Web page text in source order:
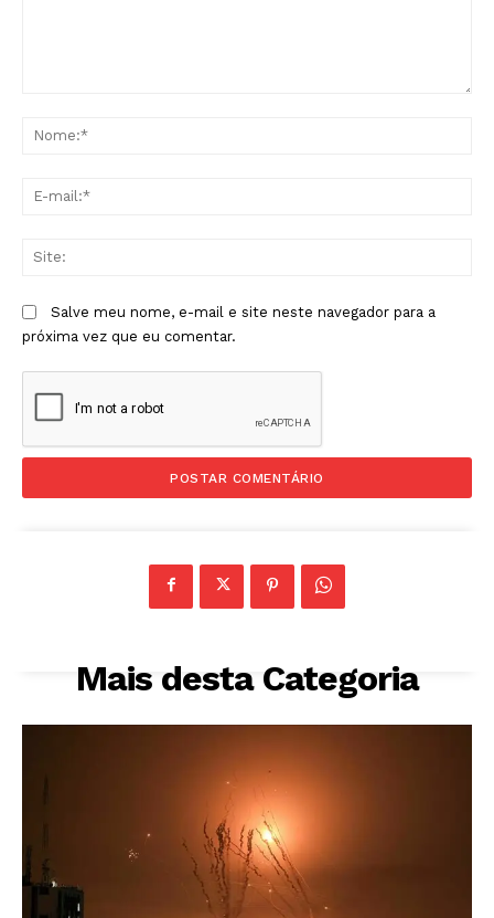
Salve meu nome, e-mail e site neste navegador para a
próxima vez que eu comentar.
Mais desta Categoria